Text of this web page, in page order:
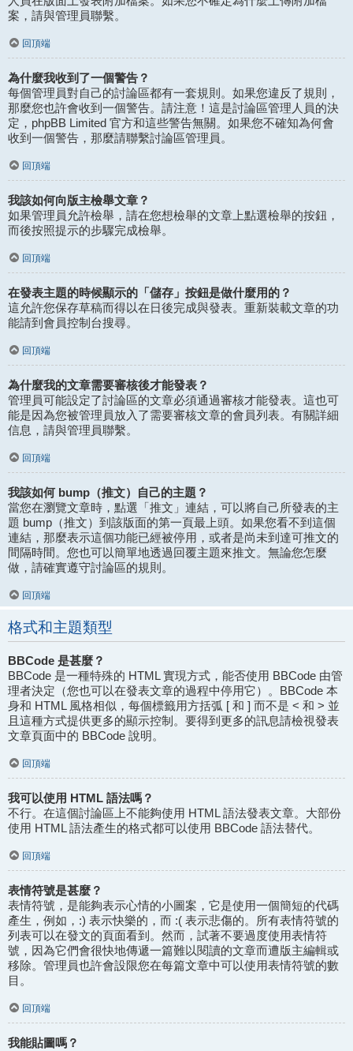
案，請與管理員聯繫。
回頂端
為什麼我收到了一個警告？
每個管理員對自己的討論區都有一套規則。如果您違反了規則，
那麼您也許會收到一個警告。請注意！這是討論區管理人員的決
定，phpBB Limited 官方和這些警告無關。如果您不確知為何會
收到一個警告，那麼請聯繫討論區管理員。
回頂端
我該如何向版主檢舉文章？
如果管理員允許檢舉，請在您想檢舉的文章上點選檢舉的按鈕，
而後按照提示的步驟完成檢舉。
回頂端
在發表主題的時候顯示的「儲存」按鈕是做什麼用的？
這允許您保存草稿而得以在日後完成與發表。重新裝載文章的功
能請到會員控制台搜尋。
回頂端
為什麼我的文章需要審核後才能發表？
管理員可能設定了討論區的文章必須通過審核才能發表。這也可
能是因為您被管理員放入了需要審核文章的會員列表。有關詳細
信息，請與管理員聯繫。
回頂端
我該如何 bump（推文）自己的主題？
當您在瀏覽文章時，點選「推文」連結，可以將自己所發表的主
題 bump（推文）到該版面的第一頁最上頭。如果您看不到這個
連結，那麼表示這個功能已經被停用，或者是尚未到達可推文的
間隔時間。您也可以簡單地透過回覆主題來推文。無論您怎麼
做，請確實遵守討論區的規則。
回頂端
格式和主題類型
BBCode 是甚麼？
BBCode 是一種特殊的 HTML 實現方式，能否使用 BBCode 由管
理者決定（您也可以在發表文章的過程中停用它）。BBCode 本
身和 HTML 風格相似，每個標籤用方括弧 [ 和 ] 而不是 < 和 > 並
且這種方式提供更多的顯示控制。要得到更多的訊息請檢視發表
文章頁面中的 BBCode 說明。
回頂端
我可以使用 HTML 語法嗎？
不行。在這個討論區上不能夠使用 HTML 語法發表文章。大部份
使用 HTML 語法產生的格式都可以使用 BBCode 語法替代。
回頂端
表情符號是甚麼？
表情符號，是能夠表示心情的小圖案，它是使用一個簡短的代碼
產生，例如，:) 表示快樂的，而 :( 表示悲傷的。所有表情符號的
列表可以在發文的頁面看到。然而，試著不要過度使用表情符
號，因為它們會很快地傳遞一篇難以閱讀的文章而遭版主編輯或
移除。管理員也許會設限您在每篇文章中可以使用表情符號的數
目。
回頂端
我能貼圖嗎？